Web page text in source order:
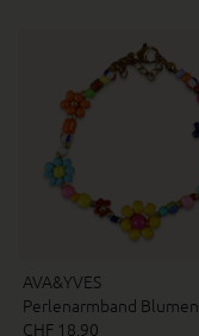
AVA&YVES
Perlenarmband Blumen
CHF 18.90